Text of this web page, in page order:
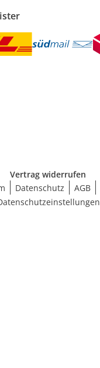
Vertrag widerrufen
Datenschutz AGB